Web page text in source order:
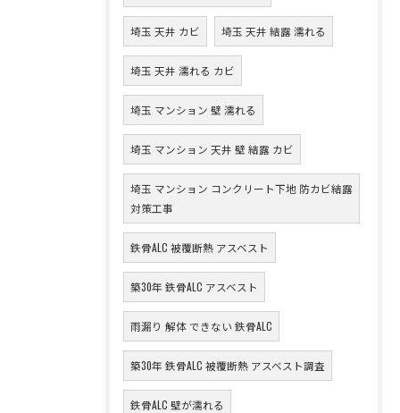
埼玉 天井 カビ 埼玉 天井 結露 濡れる
埼玉 天井 濡れる カビ
埼玉 マンション 壁 濡れる
埼玉 マンション 天井 壁 結露 カビ
埼玉 マンション コンクリート下地 防カビ結露
対策工事
鉄骨ALC 被覆断熱 アスベスト
築30年 鉄骨ALC アスベスト
雨漏り 解体 できない 鉄骨ALC
築30年 鉄骨ALC 被覆断熱 アスベスト調査
鉄骨ALC 壁が濡れる